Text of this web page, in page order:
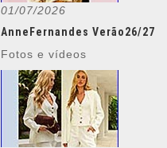
01/07/2026
AnneFernandes Verão26/27
Fotos e vídeos